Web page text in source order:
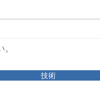
（food
荷の計
技術